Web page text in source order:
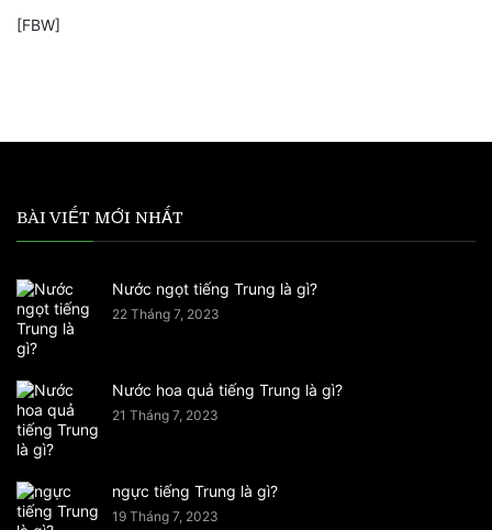
[FBW]
BÀI VIẾT MỚI NHẤT
Nước ngọt tiếng Trung là gì?
22 Tháng 7, 2023
Nước hoa quả tiếng Trung là gì?
21 Tháng 7, 2023
ngực tiếng Trung là gì?
19 Tháng 7, 2023